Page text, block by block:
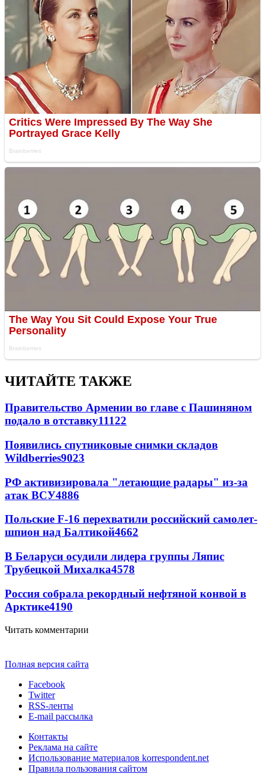
ЧИТАЙТЕ ТАКЖЕ
Правительство Армении во главе с Пашиняном
подало в отставку11122
Появились спутниковые снимки складов
Wildberries9023
РФ активизировала "летающие радары" из-за
атак ВСУ4886
Польские F-16 перехватили российский самолет-
шпион над Балтикой4662
В Беларуси осудили лидера группы Ляпис
Трубецкой Михалка4578
Россия собрала рекордный нефтяной конвой в
Арктике4190
Читать комментарии
Полная версия сайта
Facebook
Twitter
RSS-ленты
E-mail рассылка
Контакты
Реклама на сайте
Использование материалов korrespondent.net
Правила пользования сайтом